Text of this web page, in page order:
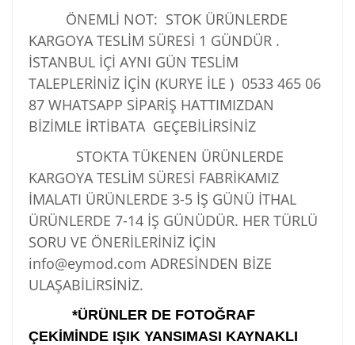
ÖNEMLİ NOT: STOK ÜRÜNLERDE
KARGOYA TESLİM SÜRESİ 1 GÜNDÜR .
İSTANBUL İÇİ AYNI GÜN TESLİM
TALEPLERİNİZ İÇİN (KURYE İLE ) 0533 465 06
87 WHATSAPP SİPARİŞ HATTIMIZDAN
BİZİMLE İRTİBATA GEÇEBİLİRSİNİZ
STOKTA TÜKENEN ÜRÜNLERDE
KARGOYA TESLİM SÜRESİ FABRİKAMIZ
İMALATI ÜRÜNLERDE 3-5 İŞ GÜNÜ İTHAL
ÜRÜNLERDE 7-14 İŞ GÜNÜDÜR. HER TÜRLÜ
SORU VE ÖNERİLERİNİZ İÇİN
info@eymod.com ADRESİNDEN BİZE
ULAŞABİLİRSİNİZ.
*ÜRÜNLER DE FOTOĞRAF
ÇEKİMİNDE IŞIK YANSIMASI KAYNAKLI